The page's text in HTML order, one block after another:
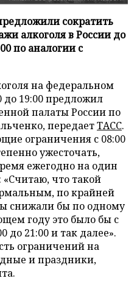
сократить
алкоголя в России до
по аналогии с
на федеральном
до 19:00 предложил
палаты России по
передаетТАСС.
ограничения с 08:00
ужесточать,
ежегодно на один
«Считаю, что такой
по крайней
снижали бы по одному
году это было бы с
до 21:00 и так далее».
ограничений на
и праздники,